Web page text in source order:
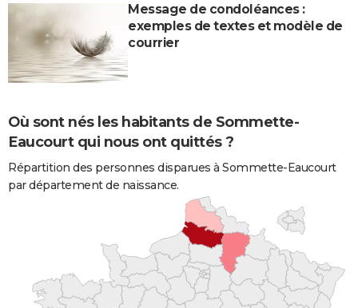
Message de condoléances :
exemples de textes et modèle de
courrier
Où sont nés les habitants de Sommette-
Eaucourt qui nous ont quittés ?
Répartition des personnes disparues à Sommette-Eaucourt
par département de naissance.